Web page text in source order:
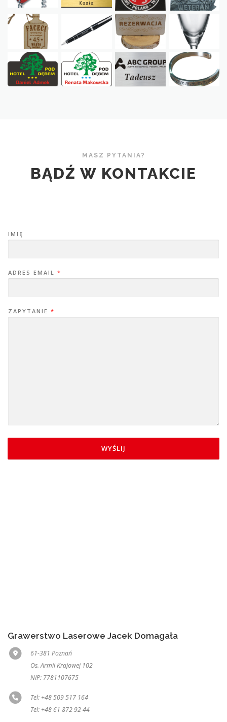
MASZ PYTANIA?
BĄDŹ W KONTAKCIE
IMIĘ
ADRES EMAIL *
ZAPYTANIE *
WYŚLIJ
Grawerstwo Laserowe Jacek Domagała
61-381 Poznań
Os. Armii Krajowej 102
NIP: 7781107675
Tel: +48 509 517 164
Tel: +48 61 872 92 44